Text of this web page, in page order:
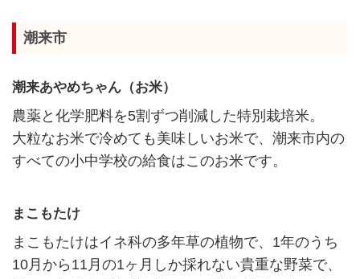
潮来市
潮来あやめちゃん（お米）
農薬と化学肥料を5割ずつ削減した特別栽培米。
大粒なお米で冷めても美味しいお米で、潮来市内の
すべての小中学校の給食はこのお米です。
まこもたけ
まこもたけはイネ科の多年草の植物で、1年のうち
10月から11月の1ヶ月しか採れない貴重な野菜で、